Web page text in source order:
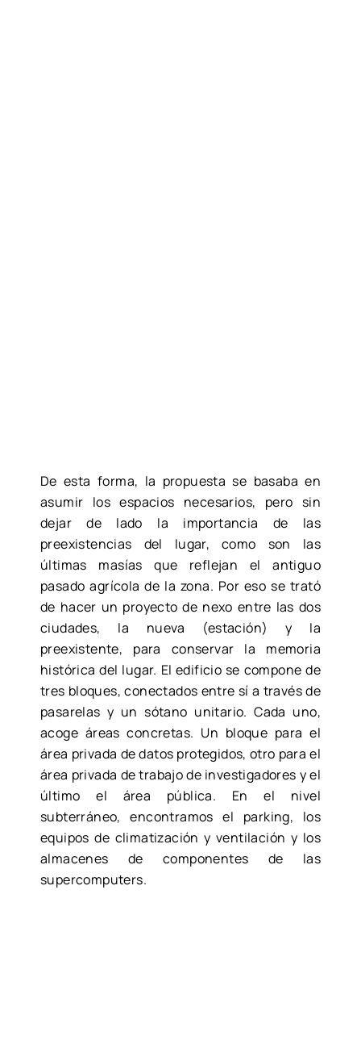
De esta forma, la propuesta se basaba en
asumir los espacios necesarios, pero sin
dejar de lado la importancia de las
preexistencias del lugar, como son las
últimas masías que reflejan el antiguo
pasado agrícola de la zona. Por eso se trató
de hacer un proyecto de nexo entre las dos
ciudades, la nueva (estación) y la
preexistente, para conservar la memoria
histórica del lugar. El edificio se compone de
tres bloques, conectados entre sí a través de
pasarelas y un sótano unitario. Cada uno,
acoge áreas concretas. Un bloque para el
área privada de datos protegidos, otro para el
área privada de trabajo de investigadores y el
último el área pública. En el nivel
subterráneo, encontramos el parking, los
equipos de climatización y ventilación y los
almacenes de componentes de las
supercomputers.